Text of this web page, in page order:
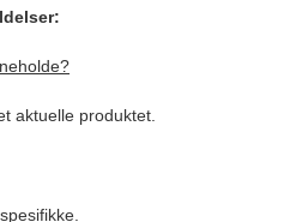
aktuelle produktet.